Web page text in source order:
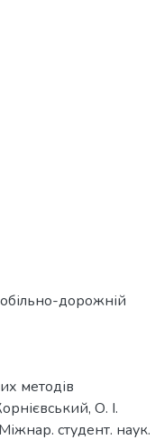
дорожній
методів
О. І.
студент. наук.